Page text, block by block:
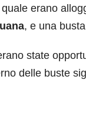
erano
, e una
state
delle buste